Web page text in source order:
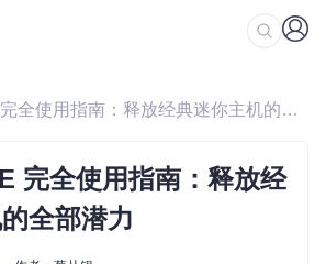
/ Hakchi2-CE 完全使用指南：释放经典迷你主机的全部潜力
完全使用指南：释放经
全部潜力